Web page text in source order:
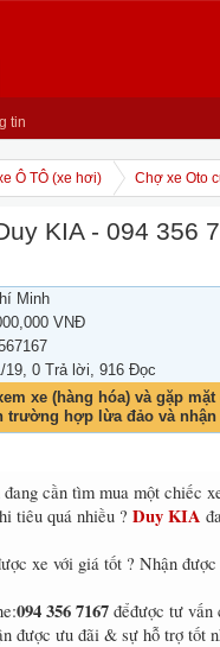
tin
Ô TÔ (xe hơi) Chợ xe Oto
KIA - 094 356
Minh
VNĐ
19, 0 Trả lời, 916 Đọc
xe (hàng hóa) và gặp
trường hợp lừa đảo và
cần tìm mua một chiếc
tiêu quá nhiều ? Duy KIA
xe với giá tốt ? Nhận
094 356 7167 đểđược tư vấn
được ưu đãi & sự hỗ trợ tốt